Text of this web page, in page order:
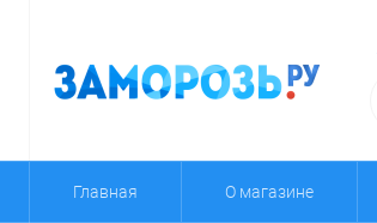
Главная О магазине